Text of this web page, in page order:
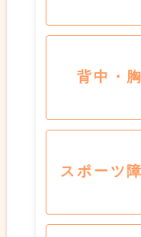
背中・胸
スポーツ